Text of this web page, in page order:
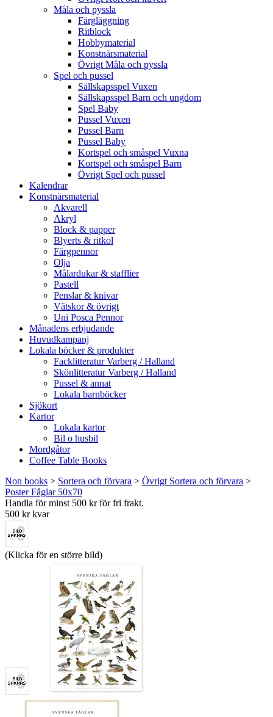
Måla och pyssla
Färgläggning
Ritblock
Hobbymaterial
Konstnärsmaterial
Övrigt Måla och pyssla
Spel och pussel
Sällskapsspel Vuxen
Sällskapsspel Barn och ungdom
Spel Baby
Pussel Vuxen
Pussel Barn
Pussel Baby
Kortspel och småspel Vuxna
Kortspel och småspel Barn
Övrigt Spel och pussel
Kalendrar
Konstnärsmaterial
Akvarell
Akryl
Block & papper
Blyerts & ritkol
Färgpennor
Olja
Målardukar & stafflier
Pastell
Penslar & knivar
Vätskor & övrigt
Uni Posca Pennor
Månadens erbjudande
Huvudkampanj
Lokala böcker & produkter
Facklitteratur Varberg / Halland
Skönlitteratur Varberg / Halland
Pussel & annat
Lokala barnböcker
Sjökort
Kartor
Lokala kartor
Bil o husbil
Mordgåtor
Coffee Table Books
Non books > Sortera och förvara > Övrigt Sortera och förvara >
Poster Fåglar 50x70
Handla för minst 500 kr för fri frakt.
500 kr kvar
(Klicka för en större bild)